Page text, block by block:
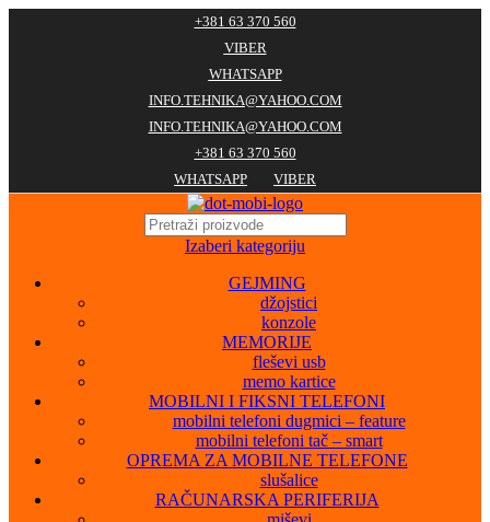
+381 63 370 560
VIBER
WHATSAPP
INFO.TEHNIKA@YAHOO.COM
INFO.TEHNIKA@YAHOO.COM
+381 63 370 560
WHATSAPP
VIBER
Izaberi kategoriju
GEJMING
džojstici
konzole
MEMORIJE
fleševi usb
memo kartice
MOBILNI I FIKSNI TELEFONI
mobilni telefoni dugmici – feature
mobilni telefoni tač – smart
OPREMA ZA MOBILNE TELEFONE
slušalice
RAČUNARSKA PERIFERIJA